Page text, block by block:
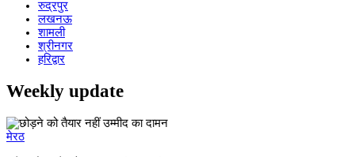
रुद्रपुर
लखनऊ
शामली
श्रीनगर
हरिद्वार
Weekly update
मेरठ